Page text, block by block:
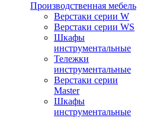
Производственная мебель
Верстаки серии W
Верстаки серии WS
Шкафы
инструментальные
Тележки
инструментальные
Верстаки серии
Master
Шкафы
инструментальные